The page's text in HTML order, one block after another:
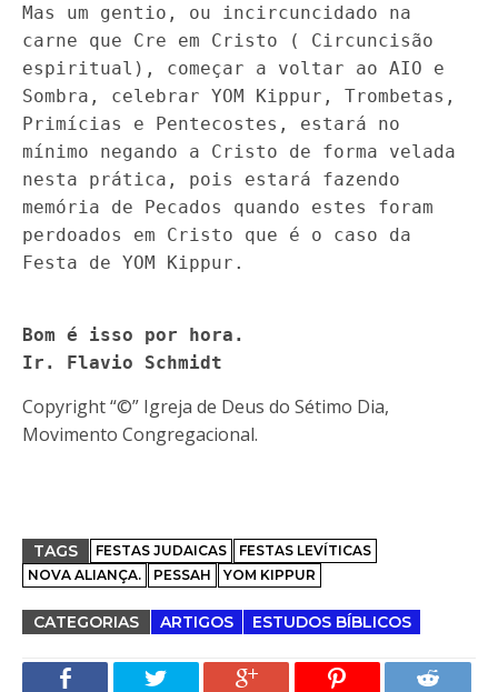
Mas um gentio, ou incircuncidado na
carne que Cre em Cristo ( Circuncisão
espiritual), começar a voltar ao AIO e
Sombra, celebrar YOM Kippur, Trombetas,
Primícias e Pentecostes, estará no
mínimo negando a Cristo de forma velada
nesta prática, pois estará fazendo
memória de Pecados quando estes foram
perdoados em Cristo que é o caso da
Festa de YOM Kippur.
Bom é isso por hora.
Ir. Flavio Schmidt
Copyright “©” Igreja de Deus do Sétimo Dia,
Movimento Congregacional.
TAGS FESTAS JUDAICAS
FESTAS LEVÍTICAS
NOVA ALIANÇA.
PESSAH YOM KIPPUR
CATEGORIAS ARTIGOS ESTUDOS BÍBLICOS